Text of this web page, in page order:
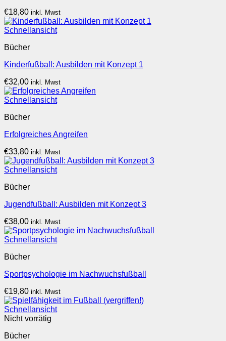
€18,80 inkl. Mwst
Schnellansicht
Bücher
Kinderfußball: Ausbilden mit Konzept 1
€32,00 inkl. Mwst
Schnellansicht
Bücher
Erfolgreiches Angreifen
€33,80 inkl. Mwst
Schnellansicht
Bücher
Jugendfußball: Ausbilden mit Konzept 3
€38,00 inkl. Mwst
Schnellansicht
Bücher
Sportpsychologie im Nachwuchsfußball
€19,80 inkl. Mwst
Schnellansicht
Nicht vorrätig
Bücher